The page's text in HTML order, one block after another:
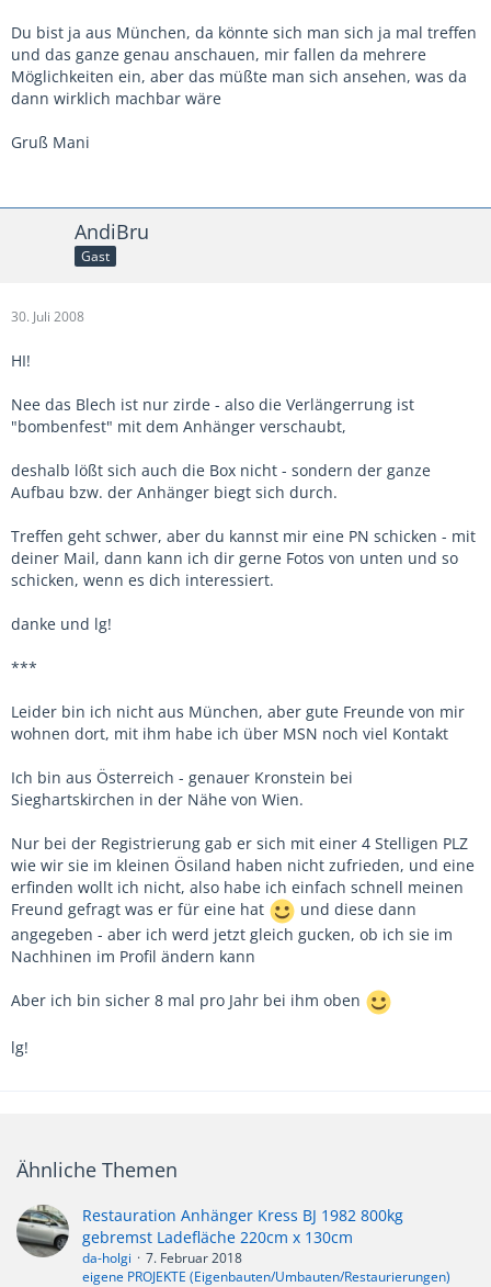
Du bist ja aus München, da könnte sich man sich ja mal treffen
und das ganze genau anschauen, mir fallen da mehrere
Möglichkeiten ein, aber das müßte man sich ansehen, was da
dann wirklich machbar wäre
Gruß Mani
AndiBru
Gast
30. Juli 2008
HI!
Nee das Blech ist nur zirde - also die Verlängerrung ist
"bombenfest" mit dem Anhänger verschaubt,
deshalb lößt sich auch die Box nicht - sondern der ganze
Aufbau bzw. der Anhänger biegt sich durch.
Treffen geht schwer, aber du kannst mir eine PN schicken - mit
deiner Mail, dann kann ich dir gerne Fotos von unten und so
schicken, wenn es dich interessiert.
danke und lg!
***
Leider bin ich nicht aus München, aber gute Freunde von mir
wohnen dort, mit ihm habe ich über MSN noch viel Kontakt
Ich bin aus Österreich - genauer Kronstein bei
Sieghartskirchen in der Nähe von Wien.
Nur bei der Registrierung gab er sich mit einer 4 Stelligen PLZ
wie wir sie im kleinen Ösiland haben nicht zufrieden, und eine
erfinden wollt ich nicht, also habe ich einfach schnell meinen
Freund gefragt was er für eine hat
und diese dann
angegeben - aber ich werd jetzt gleich gucken, ob ich sie im
Nachhinen im Profil ändern kann
Aber ich bin sicher 8 mal pro Jahr bei ihm oben
lg!
Ähnliche Themen
Restauration Anhänger Kress BJ 1982 800kg
gebremst Ladefläche 220cm x 130cm
da-holgi
7. Februar 2018
eigene PROJEKTE (Eigenbauten/Umbauten/Restaurierungen)